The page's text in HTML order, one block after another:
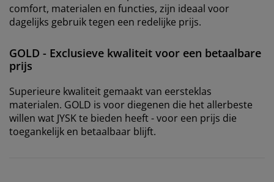
comfort, materialen en functies, zijn ideaal voor
dagelijks gebruik tegen een redelijke prijs.
GOLD - Exclusieve kwaliteit voor een betaalbare
prijs
Superieure kwaliteit gemaakt van eersteklas
materialen. GOLD is voor diegenen die het allerbeste
willen wat JYSK te bieden heeft - voor een prijs die
toegankelijk en betaalbaar blijft.